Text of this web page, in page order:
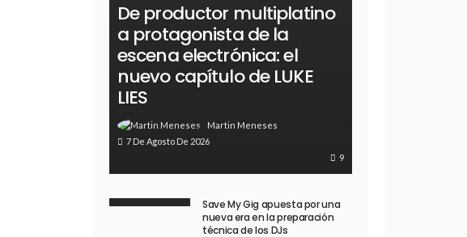
De productor multiplatino
a protagonista de la
escena electrónica: el
nuevo capítulo de LUKE
LIES
Martin Meneses
7 De Agosto De 2026
9
Save My Gig apuesta por una
nueva era en la preparación
técnica de los DJs